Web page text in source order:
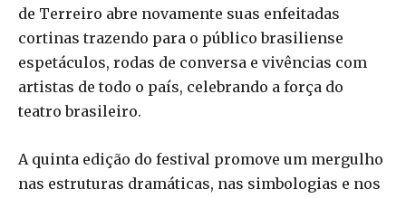
de Terreiro abre novamente suas enfeitadas
cortinas trazendo para o público brasiliense
espetáculos, rodas de conversa e vivências com
artistas de todo o país, celebrando a força do
teatro brasileiro.
A quinta edição do festival promove um mergulho
nas estruturas dramáticas, nas simbologias e nos